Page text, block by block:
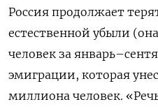
Россия продолжает
естественной убыли
человек за
эмиграции, которая
миллиона человек.